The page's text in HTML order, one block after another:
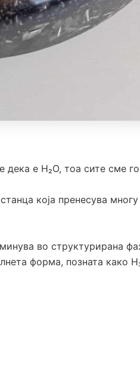
е H₂O, тоа сите сме
која пренесува
во структурирана
форма, позната како